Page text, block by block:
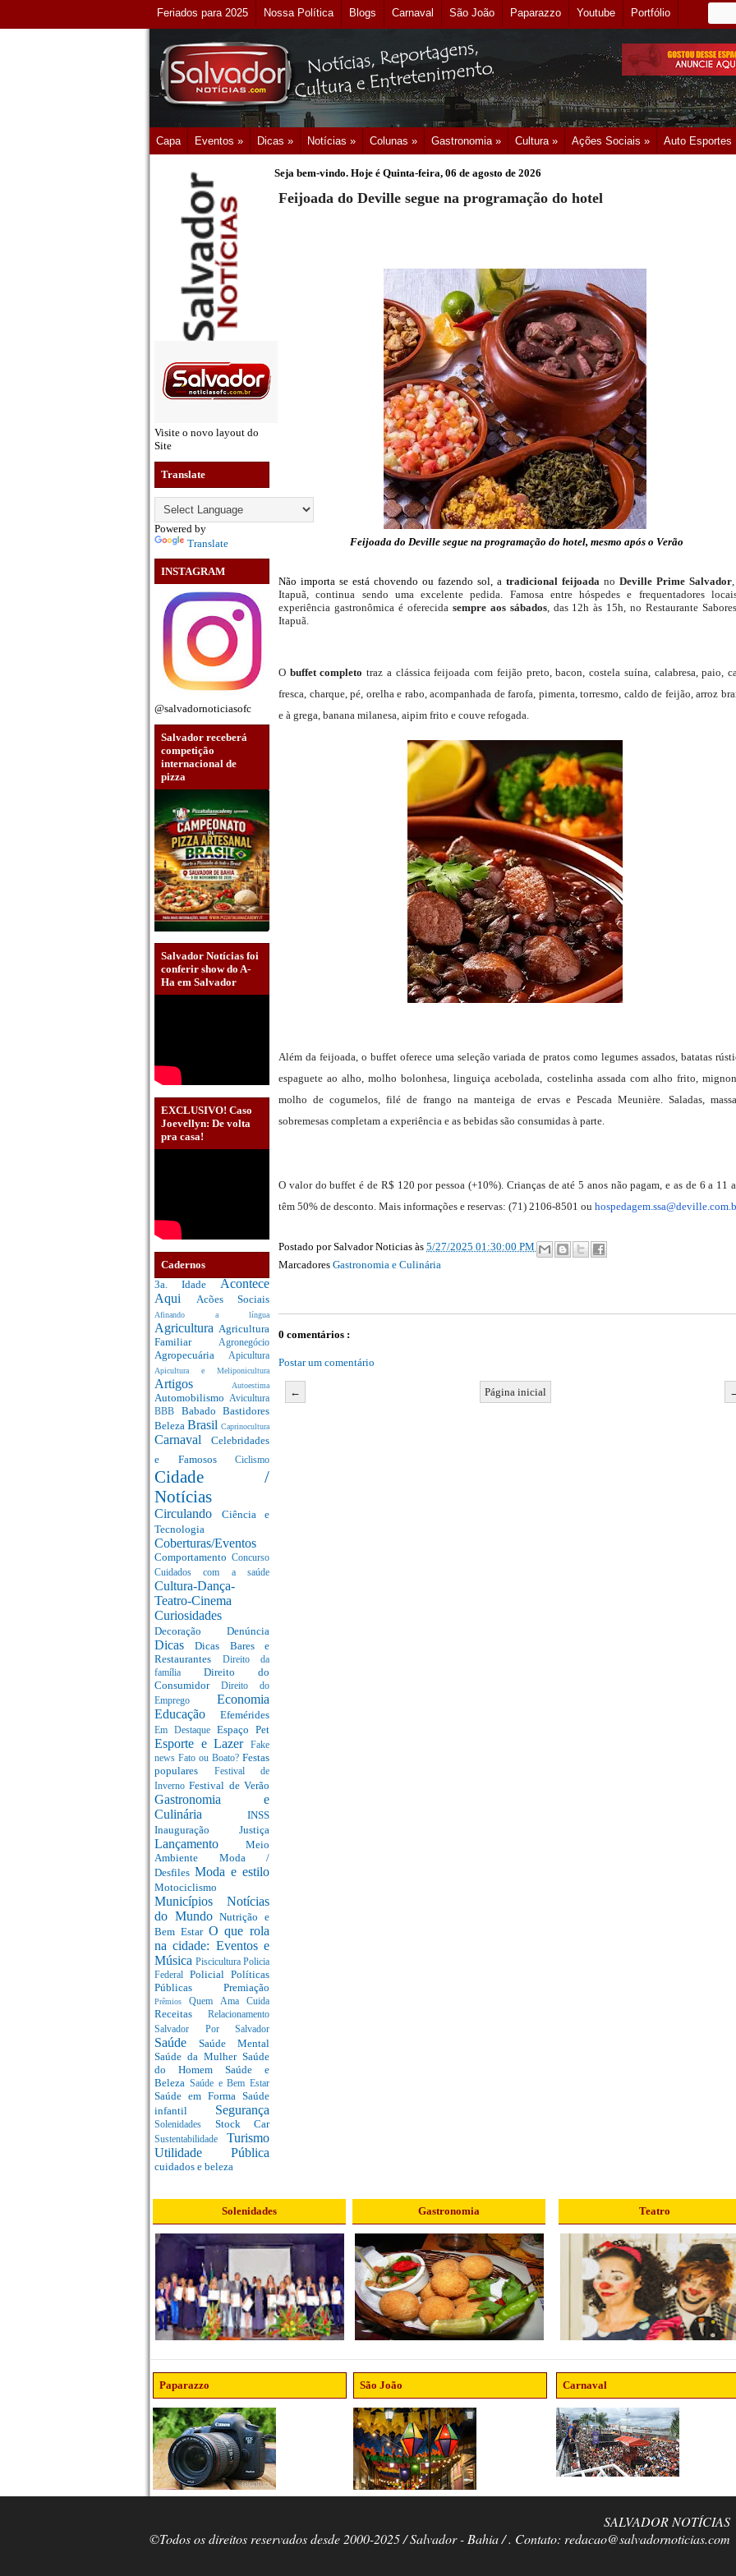
Feriados para 2025 Nossa Política Blogs Carnaval São João Paparazzo Youtube Portfólio
Capa Eventos » Dicas » Notícias » Colunas » Gastronomia » Cultura » Ações Sociais » Auto Esportes
Visite o novo layout do
Site
Translate
Powered by
Translate
INSTAGRAM
@salvadornoticiasofc
Salvador receberá
competição
internacional de
pizza
Salvador Notícias foi
conferir show do A-
Ha em Salvador
EXCLUSIVO! Caso
Joevellyn: De volta
pra casa!
Cadernos
3a. Idade Acontece
Aqui Acões Sociais
Afinando a língua
Agricultura Agricultura
Familiar Agronegócio
Agropecuária Apicultura
Apicultura e Meliponicultura
Artigos Autoestima
Automobilismo Avicultura
BBB Babado Bastidores
Beleza Brasil Caprinocultura
Carnaval Celebridades
e Famosos Ciclismo
Cidade /
Notícias
Circulando Ciência e
Tecnologia
Coberturas/Eventos
Comportamento Concurso
Cuidados com a saúde
Cultura-Dança-
Teatro-Cinema
Curiosidades
Decoração Denúncia
DicasDicas Bares e
Restaurantes
Direito da
família Direito do
Consumidor Direito do
Emprego Economia
Educação Efemérides
Em Destaque Espaço Pet
Esporte e Lazer
Fake
news Fato ou Boato? Festas
populares
Festival de
InvernoFestival de Verão
Gastronomia e
Culinária INSS
Inauguração Justiça
Lançamento Meio
Ambiente Moda /
Desfiles Moda e estilo
Motociclismo
Municípios Notícias
do MundoNutrição e
Bem Estar O que rola
na cidade: Eventos e
Música Piscicultura Policia
Federal Policial Políticas
Públicas Premiação
PrêmiosQuem Ama Cuida
Receitas Relacionamento
Salvador Por Salvador
Saúde Saúde Mental
Saúde da Mulher Saúde
do Homem Saúde e
Beleza Saúde e Bem Estar
Saúde em Forma Saúde
infantil Segurança
Solenidades Stock Car
Sustentabilidade Turismo
Utilidade Pública
cuidados e beleza
Seja bem-vindo. Hoje é Quinta-feira, 06 de agosto de 2026
Feijoada do Deville segue na programação do hotel
Feijoada do Deville segue na programação do hotel, mesmo após o Verão
Não importa se está chovendo ou fazendo sol, a tradicional feijoada no Deville Prime Salvador
Itapuã, continua sendo uma excelente pedida. Famosa entre hóspedes e frequentadores
experiência gastronômica é oferecida sempre aos sábados, das 12h às 15h, no Restaurante
Itapuã.
O buffet completo traz a clássica feijoada com feijão preto, bacon, costela suína, calabresa, paio,
fresca, charque, pé, orelha e rabo, acompanhada de farofa, pimenta, torresmo, caldo de feijão, arroz
e à grega, banana milanesa, aipim frito e couve refogada.
Além da feijoada, o buffet oferece uma seleção variada de pratos como legumes assados, batatas
espaguete ao alho, molho bolonhesa, linguiça acebolada, costelinha assada com alho frito,
molho de cogumelos, filé de frango na manteiga de ervas e Pescada Meunière. Saladas,
sobremesas completam a experiência e as bebidas são consumidas à parte.
O valor do buffet é de R$ 120 por pessoa (+10%). Crianças de até 5 anos não pagam, e as de 6 a 11
têm 50% de desconto. Mais informações e reservas: (71) 2106-8501 ou
Postado porSalvador Noticias às 5/27/2025 01:30:00 PM
Marcadores Gastronomia e Culinária
0 comentários :
Postar um comentário
← Página inicial
Solenidades Gastronomia Teatro
Paparazzo São João Carnaval
SALVADOR NOTÍCIAS
©Todos os direitos reservados desde 2000-2025 / Salvador - Bahia / . Contato: redacao@salvadornoticias.com